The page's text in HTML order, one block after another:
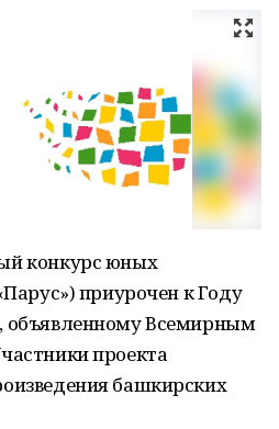
конкурс юных
приурочен к Году
объявленному Всемирным
проекта
башкирских